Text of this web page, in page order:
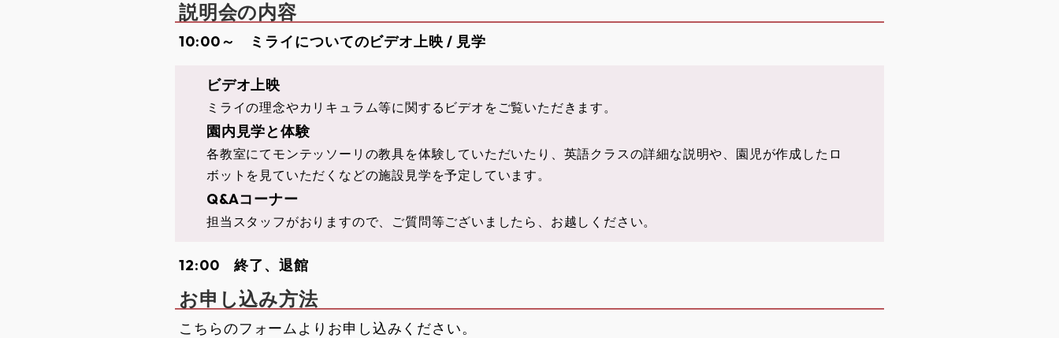
説明会の内容
10:00～ ミライについてのビデオ上映 / 見学
ビデオ上映
ミライの理念やカリキュラム等に関するビデオをご覧いただきます。
園内見学と体験
各教室にてモンテッソーリの教具を体験していただいたり、英語クラスの詳細な説明や、園児が作成したロ
ボットを見ていただくなどの施設見学を予定しています。
Q&Aコーナー
担当スタッフがおりますので、ご質問等ございましたら、お越しください。
12:00 終了、退館
お申し込み方法
こちらのフォームよりお申し込みください。